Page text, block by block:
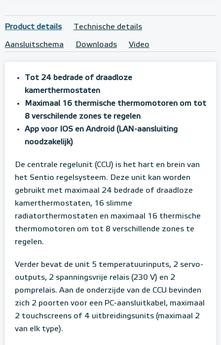
Product details Technische details
Aansluitschema Downloads Video
Tot 24 bedrade of draadloze
kamerthermostaten
Maximaal 16 thermische thermomotoren om tot
8 verschilende zones te regelen
App voor IOS en Android (LAN-aansluiting
noodzakelijk)
De centrale regelunit (CCU) is het hart en brein van
het Sentio regelsysteem. Deze unit kan worden
gebruikt met maximaal 24 bedrade of draadloze
kamerthermostaten, 16 slimme
radiatorthermostaten en maximaal 16 thermische
thermomotoren om tot 8 verschillende zones te
regelen.
Verder bevat de unit 5 temperatuurinputs, 2 servo-
outputs, 2 spanningsvrije relais (230 V) en 2
pomprelais. Aan de onderzijde van de CCU bevinden
zich 2 poorten voor een PC-aansluitkabel, maximaal
2 touchscreens of 4 uitbreidingsunits (maximaal 2
van elk type).